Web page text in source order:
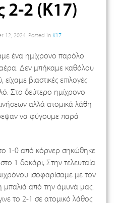
2-2 (Κ17)
12, 2024. Posted in K17
ένα ημίχρονο παρόλο
Δεν μπήκαμε καθόλου
βιαστικές επιλογές
Στο δεύτερο ημίχρονο
αλλά ατομικά λάθη
να φύγουμε παρά
το 1-0 από κόρνερ σηκώθηκε
1 δοκάρι, Στην τελευταία
ισοφαρίσαμε με τον
από την άμυνά μας.
το 2-1 σε ατομικό λάθος